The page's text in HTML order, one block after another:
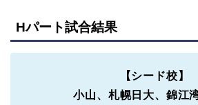
Hパート試合結果
【シード校】
小山、札幌日大、錦江